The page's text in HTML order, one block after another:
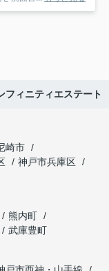
フィニティエステート
崎市
神戸市兵庫区
熊内町
武庫豊町